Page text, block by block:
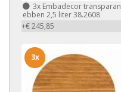
3x Embadecor
ebben 2,5 liter 38.2608
+€ 245,85
3x